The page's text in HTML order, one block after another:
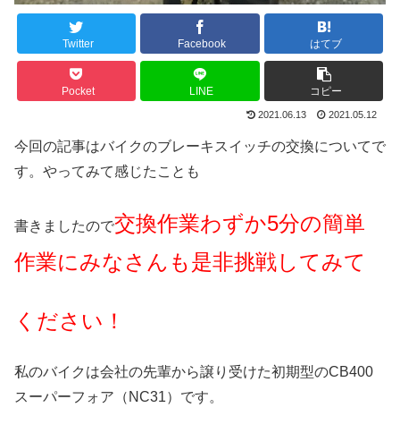
Twitter Facebook はてブ
Pocket LINE コピー
2021.06.13 2021.05.12
今回の記事はバイクのブレーキスイッチの交換についてで
す。やってみて感じたことも
書きましたので交換作業わずか5分の簡単
作業にみなさんも是非挑戦してみて
ください！
私のバイクは会社の先輩から譲り受けた初期型のCB400
スーパーフォア（NC31）です。